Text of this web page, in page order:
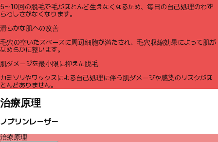
5〜10回の脱毛で毛がほとんど生えなくなるため、毎日の自己処理のわず
らわしさがなくなります。
滑らかな肌への改善
毛穴の空いたスペースに周辺細胞が満たされ、毛穴収縮効果によって肌が
なめらかに整います。
肌ダメージを最小限に抑えた脱毛
カミソリやワックスによる自己処理に伴う肌ダメージや感染のリスクがほ
とんどありません。
治療原理
ノブリンレーザー
治療原理